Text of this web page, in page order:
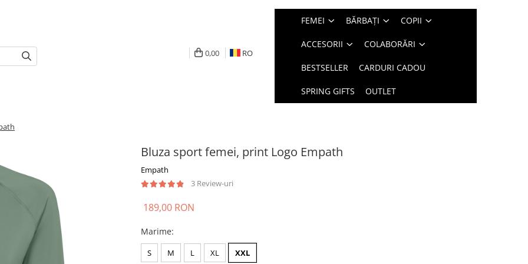
0,00 RO
FEMEI BĂRBAȚI COPII
ACCESORII COLABORĂRI
BESTSELLER CARDURI CADOU
SPRING GIFTS OUTLET
Bluza sport femei, print Logo Empath
Empath
3 Review-uri
189,00 RON
Marime:
S M L XL XXL